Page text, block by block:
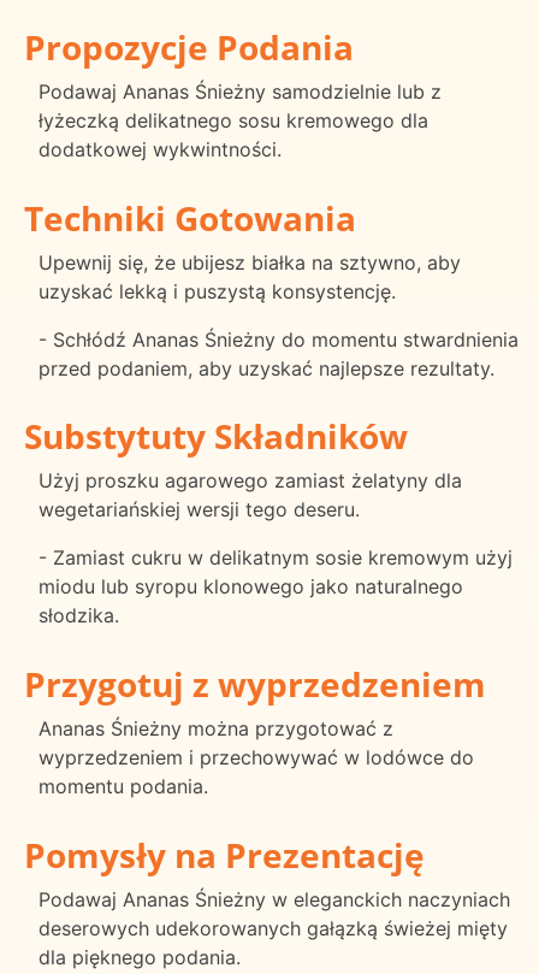
Propozycje Podania
Podawaj Ananas Śnieżny samodzielnie lub z
łyżeczką delikatnego sosu kremowego dla
dodatkowej wykwintności.
Techniki Gotowania
Upewnij się, że ubijesz białka na sztywno, aby
uzyskać lekką i puszystą konsystencję.
- Schłódź Ananas Śnieżny do momentu stwardnienia
przed podaniem, aby uzyskać najlepsze rezultaty.
Substytuty Składników
Użyj proszku agarowego zamiast żelatyny dla
wegetariańskiej wersji tego deseru.
- Zamiast cukru w delikatnym sosie kremowym użyj
miodu lub syropu klonowego jako naturalnego
słodzika.
Przygotuj z wyprzedzeniem
Ananas Śnieżny można przygotować z
wyprzedzeniem i przechowywać w lodówce do
momentu podania.
Pomysły na Prezentację
Podawaj Ananas Śnieżny w eleganckich naczyniach
deserowych udekorowanych gałązką świeżej mięty
dla pięknego podania.